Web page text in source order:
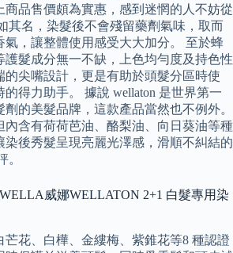
商品售價頗為實惠，感到迷惘的人不妨從
其名，染髮後不會殘留藥劑氣味，取而
氣，讓整體使用感受大大加分。 至於蜂
護髮成分無一不缺，上色均勻度及持色性
的尖嘴設計，更是有助於頭髮分區時使
得力助手。 據說 wellaton 是世界第一
的美髮品牌，這款產品當然也不例外。
內含有荷荷芭油、酪梨油、向日葵油等種
染後秀髮呈現亮麗光澤感，滑順不糾結的
。
威娜WELLATON 2+1 白髮專用染
芒花、白樺、金縷梅、紫錐花等8 種認證